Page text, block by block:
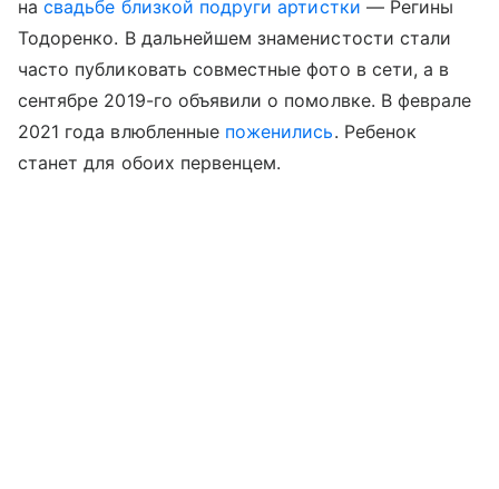
насвадьбе близкой подруги артистки — Регины
Тодоренко. В дальнейшем знаменистости стали
часто публиковать совместные фото в сети, а в
сентябре 2019-го объявили о помолвке. В феврале
2021 года влюбленные поженились. Ребенок
станет для обоих первенцем.